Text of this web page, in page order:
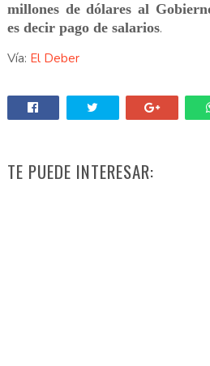
millones de dólares al
es decir pago de salarios.
Vía: El Deber
TE PUEDE INTERESAR: